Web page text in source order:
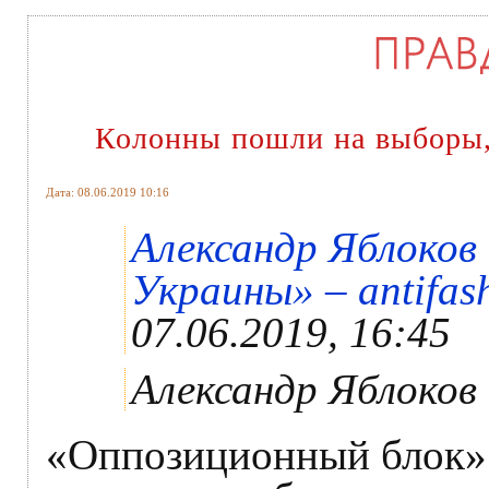
Колонны пошли на
Дата: 08.06.2019 10:16
Александр
Украины» –
07.06.2019, 16:45
Александр Яблоков
«Оппозиционный